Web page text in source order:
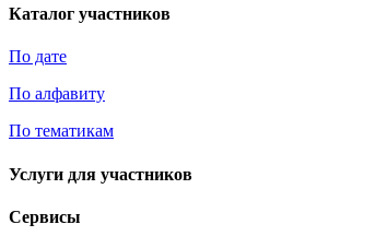
Каталог участников
По дате
По алфавиту
По тематикам
Услуги для участников
Сервисы